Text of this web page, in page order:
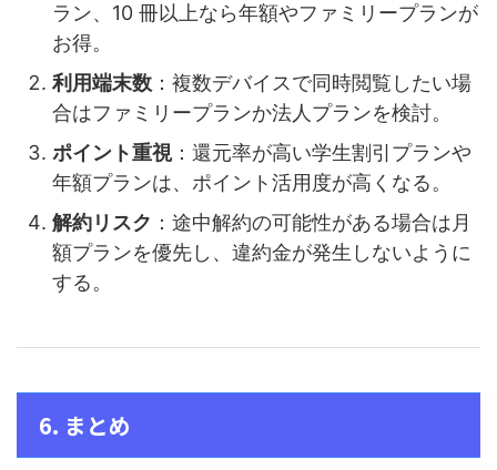
ラン、10 冊以上なら年額やファミリープランが
お得。
利用端末数 ：複数デバイスで同時閲覧したい場
合はファミリープランか法人プランを検討。
ポイント重視：還元率が高い学生割引プランや
年額プランは、ポイント活用度が高くなる。
解約リスク ：途中解約の可能性がある場合は月
額プランを優先し、違約金が発生しないように
する。
6. まとめ